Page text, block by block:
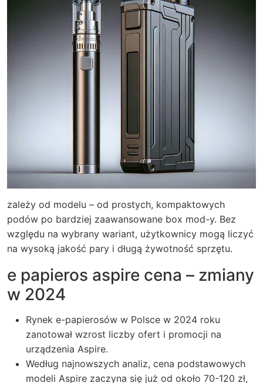
zależy od modelu – od prostych, kompaktowych
podów po bardziej zaawansowane box mod-y. Bez
względu na wybrany wariant, użytkownicy mogą liczyć
na wysoką jakość pary i długą żywotność sprzętu.
e papieros aspire cena – zmiany
w 2024
Rynek e-papierosów w Polsce w 2024 roku
zanotował wzrost liczby ofert i promocji na
urządzenia Aspire.
Według najnowszych analiz, cena podstawowych
modeli Aspire zaczyna się już od około 70-120 zł,